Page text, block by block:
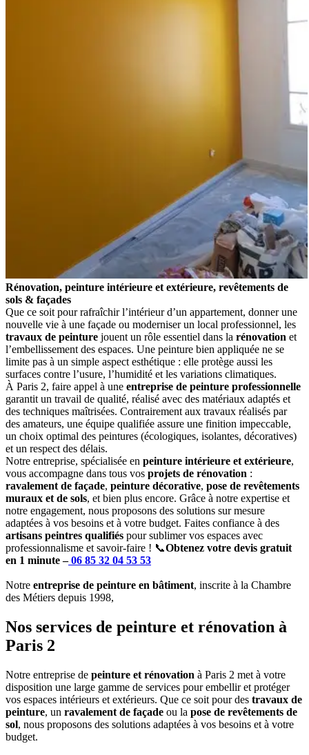
Rénovation, peinture intérieure et extérieure, revêtements de
sols & façades
Que ce soit pour rafraîchir l’intérieur d’un appartement, donner une
nouvelle vie à une façade ou moderniser un local professionnel, les
travaux de peinture jouent un rôle essentiel dans la rénovation et
l’embellissement des espaces. Une peinture bien appliquée ne se
limite pas à un simple aspect esthétique : elle protège aussi les
surfaces contre l’usure, l’humidité et les variations climatiques.
À Paris 2, faire appel à une entreprise de peinture professionnelle
garantit un travail de qualité, réalisé avec des matériaux adaptés et
des techniques maîtrisées. Contrairement aux travaux réalisés par
des amateurs, une équipe qualifiée assure une finition impeccable,
un choix optimal des peintures (écologiques, isolantes, décoratives)
et un respect des délais.
Notre entreprise, spécialisée en peinture intérieure et extérieure,
vous accompagne dans tous vos projets de rénovation :
ravalement de façade, peinture décorative, pose de revêtements
muraux et de sols, et bien plus encore. Grâce à notre expertise et
notre engagement, nous proposons des solutions sur mesure
adaptées à vos besoins et à votre budget. Faites confiance à des
artisans peintres qualifiés pour sublimer vos espaces avec
professionnalisme et savoir-faire ! 📞Obtenez votre devis gratuit
en 1 minute– 06 85 32 04 53 53
Notre entreprise de peinture en bâtiment, inscrite à la Chambre
des Métiers depuis 1998,
Nos services de peinture et rénovation à
Paris 2
Notre entreprise de peinture et rénovation à Paris 2 met à votre
disposition une large gamme de services pour embellir et protéger
vos espaces intérieurs et extérieurs. Que ce soit pour des travaux de
peinture, un ravalement de façade ou la pose de revêtements de
sol, nous proposons des solutions adaptées à vos besoins et à votre
budget.